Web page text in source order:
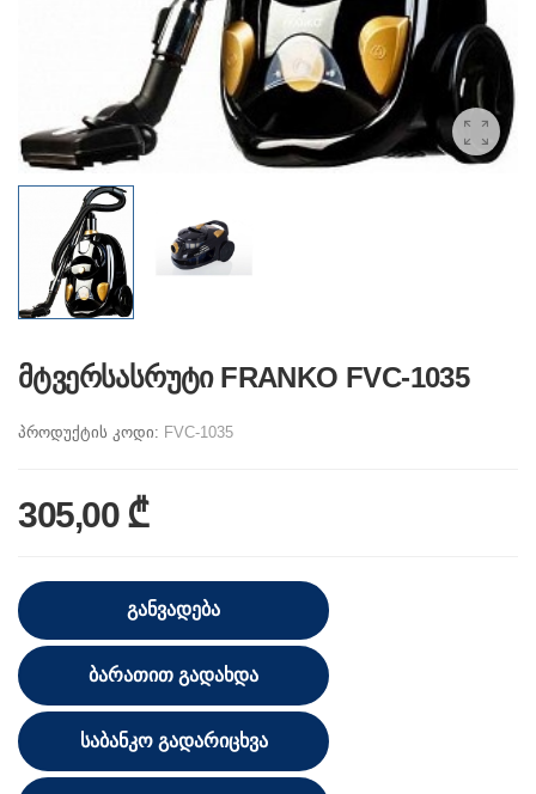
მტვერსასრუტი FRANKO FVC-1035
პროდუქტის კოდი: FVC-1035
305,00 ₾
ᲒᲐᲜᲕᲐᲓᲔᲑᲐ
ᲑᲐᲠᲐᲗᲘᲗ ᲒᲐᲓᲐᲮᲓᲐ
ᲡᲐᲑᲐᲜᲙᲝ ᲒᲐᲓᲐᲠᲘᲪᲮᲕᲐ